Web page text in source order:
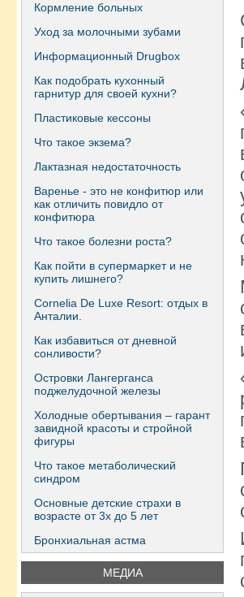
Кормление больных
Уход за молочными зубами
Информационный Drugbox
Как подобрать кухонный
гарнитур для своей кухни?
Пластиковые кессоны
Что такое экзема?
Лактазная недостаточность
Варенье - это не конфитюр или
как отличить повидло от
конфитюра
Что такое болезни роста?
Как пойти в супермаркет и не
купить лишнего?
Сornelia De Luxe Resort: отдых в
Анталии.
Как избавиться от дневной
сонливости?
Островки Лангерганса
поджелудочной железы
Холодные обертывания – гарант
завидной красоты и стройной
фигуры
Что такое метаболический
синдром
Основные детские страхи в
возрасте от 3х до 5 лет
Бронхиальная астма
МЕДИА